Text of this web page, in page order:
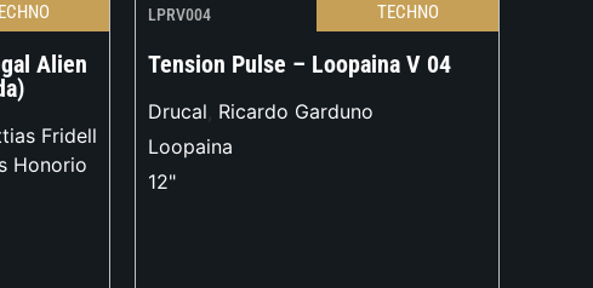
Alien
Fridell
Honorio
LPRV004 TECHNO
Tension Pulse – Loopaina V 04
Drucal, Ricardo Garduno
Loopaina
12"